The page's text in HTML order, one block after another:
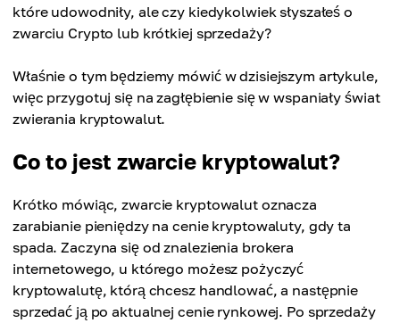
które udowodniły, ale czy kiedykolwiek słyszałeś o
zwarciu Crypto lub krótkiej sprzedaży?
Właśnie o tym będziemy mówić w dzisiejszym artykule,
więc przygotuj się na zagłębienie się w wspaniały świat
zwierania kryptowalut.
Co to jest zwarcie kryptowalut?
Krótko mówiąc, zwarcie kryptowalut oznacza
zarabianie pieniędzy na cenie kryptowaluty, gdy ta
spada. Zaczyna się od znalezienia brokera
internetowego, u którego możesz pożyczyć
kryptowalutę, którą chcesz handlować, a następnie
sprzedać ją po aktualnej cenie rynkowej. Po sprzedaży